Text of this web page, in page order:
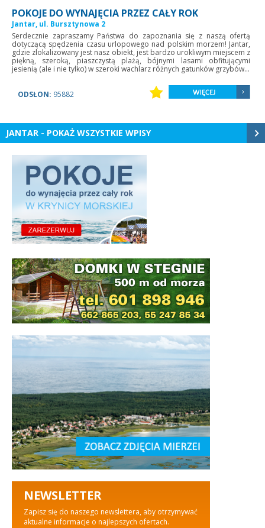
POKOJE DO WYNAJĘCIA PRZEZ CAŁY ROK
Jantar, ul. Bursztynowa 2
Serdecznie zapraszamy Państwa do zapoznania się z naszą ofertą
dotyczącą spędzenia czasu urlopowego nad polskim morzem! Jantar,
gdzie zlokalizowany jest nasz obiekt, jest bardzo urokliwym miejscem z
piękną, szeroką, piaszczystą plażą, bójnymi lasami obfitującymi
jesienią (ale i nie tylko) w szeroki wachlarz różnych gatunków grzybów...
ODSŁON: 95882
JANTAR - POKAŻ WSZYSTKIE WPISY
NEWSLETTER
Zapisz się do naszego newslettera, aby otrzymywać
aktualne informacje o najlepszych ofertach.